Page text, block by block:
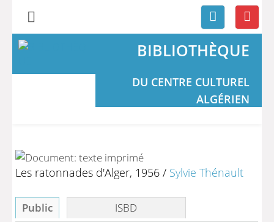
BIBLIOTHÈQUE
DU CENTRE CULTUREL
ALGÉRIEN
Les ratonnades d'Alger, 1956 / Sylvie Thénault
Public ISBD